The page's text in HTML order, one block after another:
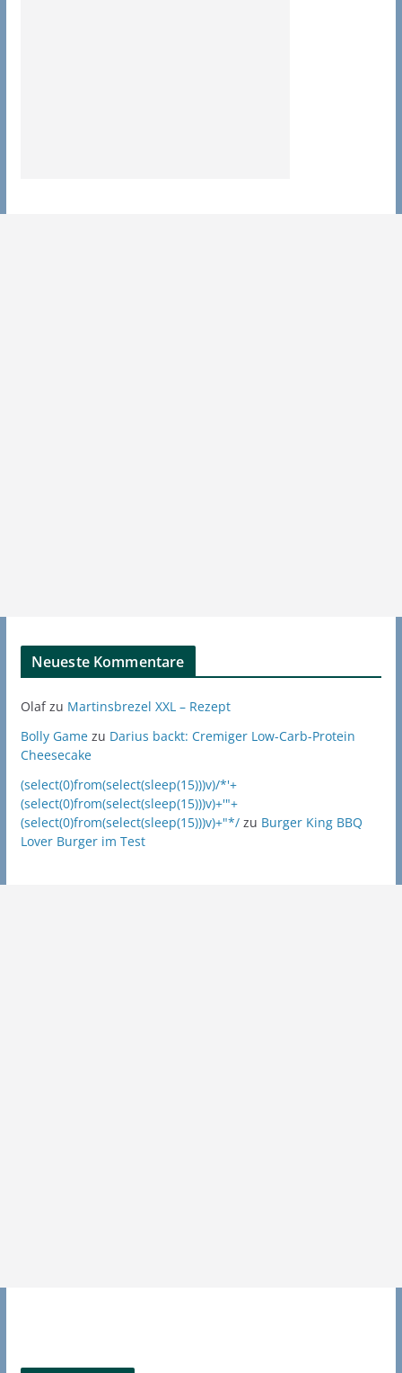
Neueste Kommentare
Olafzu Martinsbrezel XXL – Rezept
Bolly Gamezu Darius backt: Cremiger Low-Carb-Protein
Cheesecake
(select(0)from(select(sleep(15)))v)/*'+
(select(0)from(select(sleep(15)))v)+'"+
(select(0)from(select(sleep(15)))v)+"*/zu Burger King BBQ
Lover Burger im Test